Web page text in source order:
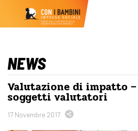
NEWS
Valutazione di impatto –
soggetti valutatori
17 Novembre 2017